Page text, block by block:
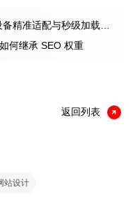
返回列表
站设计
精准适配与秒级加载速
何继承 SEO 权重